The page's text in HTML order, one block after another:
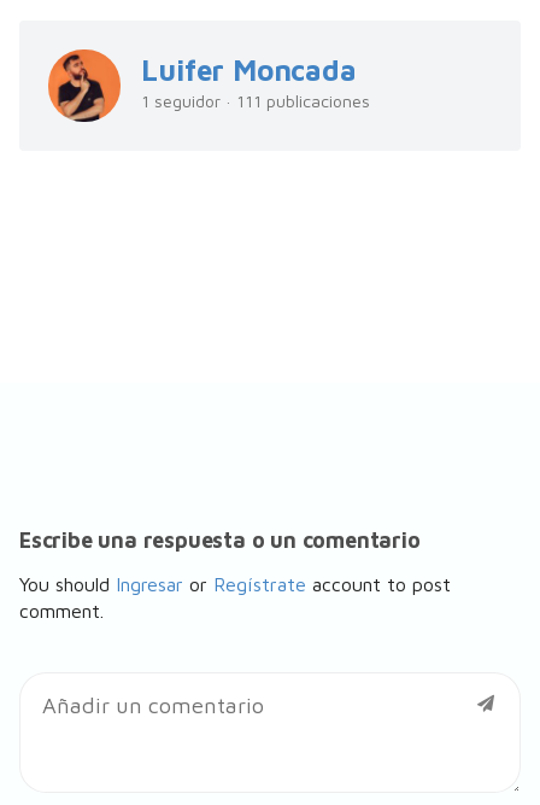
Luifer Moncada
1 seguidor · 111 publicaciones
Escribe una respuesta o un comentario
You should Ingresar or Regístrate account to post
comment.